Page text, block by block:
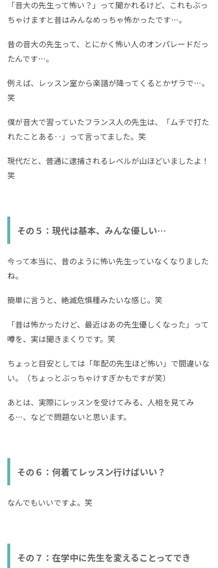
「音大の先生って怖い？」って聞かれるけど、これもぶっ
ちゃけますと昔はみんなめっちゃ怖かったです…。
昔の音大の先生って、とにかく怖い人のオンパレードだっ
たんです…。
例えば、レッスン室から楽譜が降ってくるとかザラで…。
笑
僕が音大で習っていたフランス人の先生は、「ムチで打た
れたことある‥」って言ってました。笑
現代だと、普通に逮捕されるレベルが山ほどいましたよ！
笑
その５：現代は基本、みんな優しい…
今って本当に、昔のように怖い先生っていなくなりました
ね。
簡単に言うと、絶滅危惧種みたいな感じ。笑
「昔は怖かったけど、最近はあの先生優しくなった」って
噂を、実は聞きまくりです。笑
ちょっと目安としては「年配の先生ほど怖い」で間違いな
い。（ちょっとぶっちゃけすぎかもですが笑）
あとは、実際にレッスンを受けてみる、人相を見てみ
る…、などで問題ないと思います。
その６：何着てレッスン行けばいい？
なんでもいいですよ。笑
その７：在学中に先生を変えることってでき